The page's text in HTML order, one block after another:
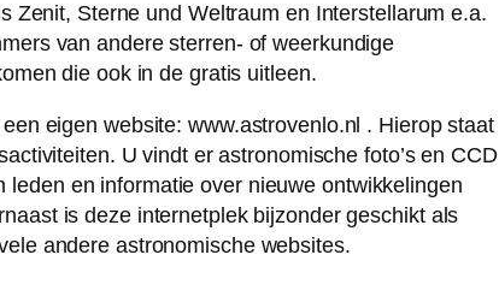
Zenit, Sterne und Weltraum en Interstellarum e.a.
van andere sterren- of weerkundige
die ook in de gratis uitleen.
eigen website: www.astrovenlo.nl . Hierop staat
U vindt er astronomische foto’s en CCD
leden en informatie over nieuwe ontwikkelingen
is deze internetplek bijzonder geschikt als
andere astronomische websites.